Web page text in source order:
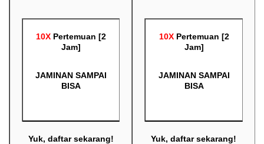
10X Pertemuan [2
Jam]
JAMINAN SAMPAI
BISA
Yuk, daftar sekarang!
10X Pertemuan [2
Jam]
JAMINAN SAMPAI
BISA
Yuk, daftar sekarang!